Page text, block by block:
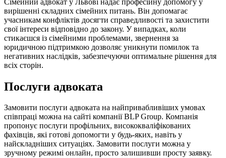
вирішенні складних сімейних питань. Він допомагає
учасникам конфліктів досягти справедливості та захистити
свої інтереси відповідно до закону. У випадках, коли
стикаєшся із сімейними проблемами, звернення за
юридичною підтримкою дозволяє уникнути помилок та
негативних наслідків, забезпечуючи оптимальне рішення для
всіх сторін.
Послуги адвоката
Замовити послуги адвоката на найпривабливіших умовах
співпраці можна на сайті компанії BLP Group. Компанія
пропонує послуги профільних, висококваліфікованих
фахівців, які готові допомогти у будь-яких, навіть у
найскладніших ситуаціях. Замовити послуги можна у
зручному режимі онлайн, просто залишивши просту заявку.